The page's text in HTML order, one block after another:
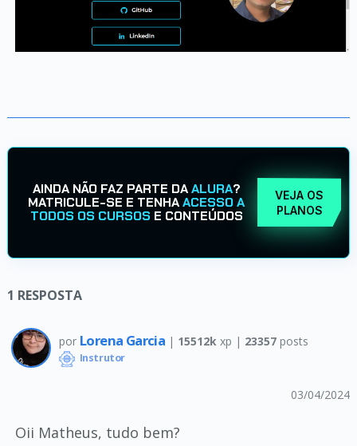
AINDA NÃO FAZ PARTE DAALURA?
MATRICULE-SE E TENHAACESSO A
TODOS OS CURSOS E CONTEÚDOS
VEJA OS
PLANOS
1 RESPOSTA
por Lorena Garcia | 15512kxp | 23357posts
Instrutor
03/04/2024
Oii Matheus, tudo bem?